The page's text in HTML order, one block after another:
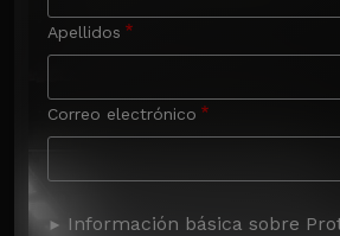
Apellidos
Correo electrónico
Información básica sobre